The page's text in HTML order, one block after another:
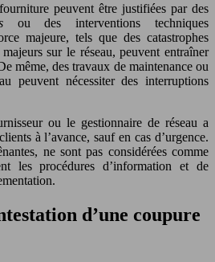
peuvent être justifiées par des
ou des interventions techniques
majeure, tels que des catastrophes
sur le réseau, peuvent entraîner
même, des travaux de maintenance ou
peuvent nécessiter des interruptions
ou le gestionnaire de réseau a
à l’avance, sauf en cas d’urgence.
ne sont pas considérées comme
les procédures d’information et de
d’une coupure